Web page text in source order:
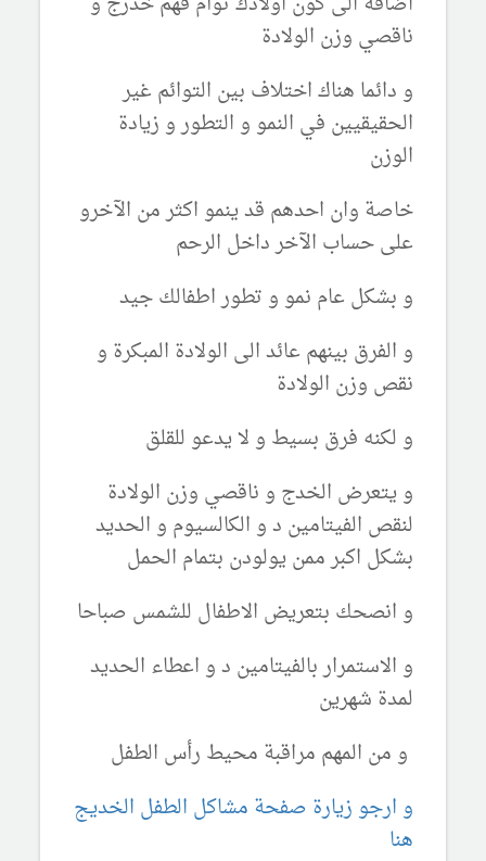
ناقصي وزن الولادة
و دائما هناك اختلاف بين التوائم غير
الحقيقيين في النمو و التطور و زيادة
الوزن
خاصة وان احدهم قد ينمو اكثر من الآخرو
على حساب الآخر داخل الرحم
و بشكل عام نمو و تطور اطفالك جيد
و الفرق بينهم عائد الى الولادة المبكرة و
نقص وزن الولادة
و لكنه فرق بسيط و لا يدعو للقلق
و يتعرض الخدج و ناقصي وزن الولادة
لنقص الفيتامين د و الكالسيوم و الحديد
بشكل اكبر ممن يولودن بتمام الحمل
و انصحك بتعريض الاطفال للشمس صباحا
و الاستمرار بالفيتامين د و اعطاء الحديد
لمدة شهرين
و من المهم مراقبة محيط رأس الطفل
و ارجو زيارة صفحة مشاكل الطفل الخديج
هنا